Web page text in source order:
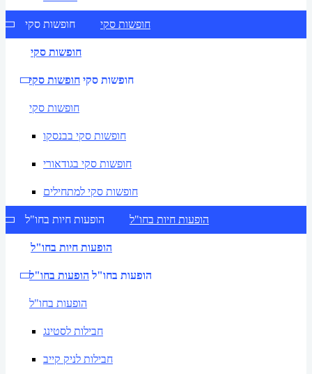
חופשות סקי חופשות סקי
חופשות סקי
חופשות סקי חופשות סקי
חופשות סקי
חופשות סקי בבנסקו
חופשות סקי בגודאורי
חופשות סקי למתחילים
הופעות חיות בחו"ל הופעות חיות בחו"ל
הופעות חיות בחו"ל
הופעות בחו"ל הופעות בחו"ל
הופעות בחו"ל
חבילות לסטינג
חבילות לניק קייב